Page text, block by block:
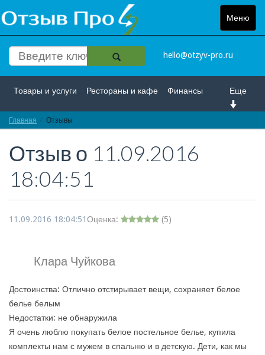
Меню
Toggle
hello@otzyv-pro.ru
Еще
Товары и услуги Рестораны и кафе Финансы
Красота и здоровье
Интернет Путешествие и отдых Транспорт
Недвижимость
Главная Отзывы
Отзыв о 11.09.2016
18:04:51
11.09.2016 18:04:51Оценка: (5)
Клара Чуйкова
Достоинства: Отлично отстирывает вещи, сохраняет белое
белье белым
Недостатки: не обнаружила
Я очень люблю покупать белое постельное белье, купила
комплекты нам с мужем в спальню и в детскую. Дети, как мы